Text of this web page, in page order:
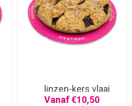
linzen-kers vlaai
Vanaf €10,50